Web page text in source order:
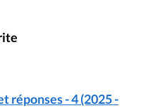
réponses - 4 (2025 -